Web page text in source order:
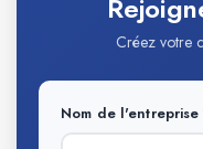
Créez votre
Nom de l'entreprise